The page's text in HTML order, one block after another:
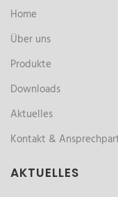
Home
Über uns
Produkte
Downloads
Aktuelles
Kontakt &
AKTUELLES